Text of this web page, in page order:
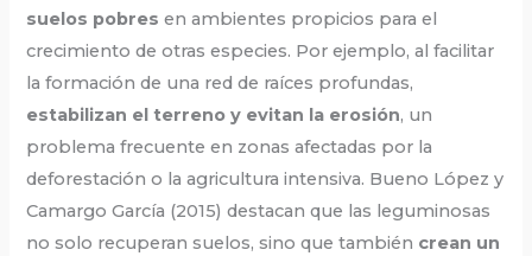
suelos pobres en ambientes propicios para el
crecimiento de otras especies. Por ejemplo, al facilitar
la formación de una red de raíces profundas,
estabilizan el terreno y evitan la erosión, un
problema frecuente en zonas afectadas por la
deforestación o la agricultura intensiva. Bueno López y
Camargo García (2015) destacan que las leguminosas
no solo recuperan suelos, sino que también crean un